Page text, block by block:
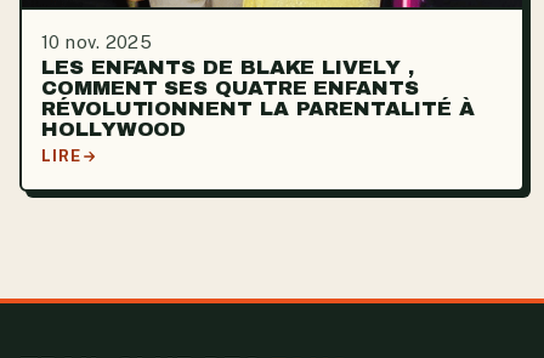
10 nov. 2025
LES ENFANTS DE BLAKE LIVELY ,
COMMENT SES QUATRE ENFANTS
RÉVOLUTIONNENT LA PARENTALITÉ À
HOLLYWOOD
LIRE